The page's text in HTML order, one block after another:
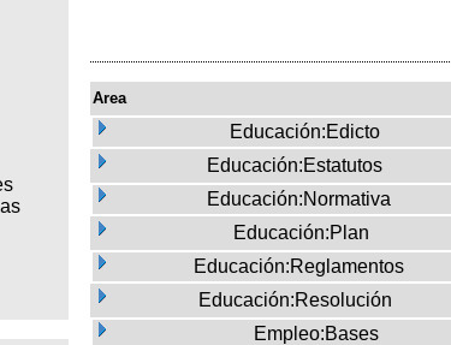
Area
Educación:Edicto
Educación:Estatutos
Educación:Normativa
Educación:Plan
Educación:Reglamentos
Educación:Resolución
Empleo:Bases